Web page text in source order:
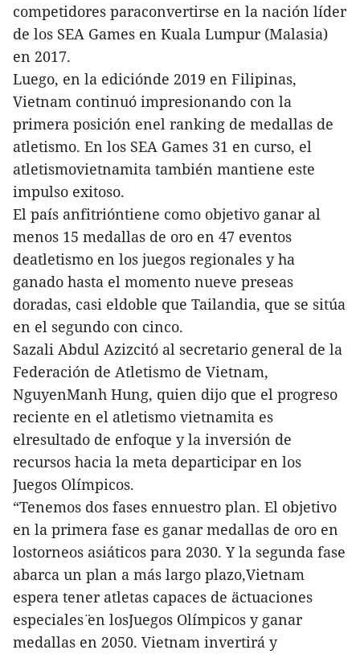
competidores paraconvertirse en la nación líder
de los SEA Games en Kuala Lumpur (Malasia)
en 2017.
Luego, en la ediciónde 2019 en Filipinas,
Vietnam continuó impresionando con la
primera posición enel ranking de medallas de
atletismo. En los SEA Games 31 en curso, el
atletismovietnamita también mantiene este
impulso exitoso.
El país anfitrióntiene como objetivo ganar al
menos 15 medallas de oro en 47 eventos
deatletismo en los juegos regionales y ha
ganado hasta el momento nueve preseas
doradas, casi eldoble que Tailandia, que se sitúa
en el segundo con cinco.
Sazali Abdul Azizcitó al secretario general de la
Federación de Atletismo de Vietnam,
NguyenManh Hung, quien dijo que el progreso
reciente en el atletismo vietnamita es
elresultado de enfoque y la inversión de
recursos hacia la meta departicipar en los
Juegos Olímpicos.
“Tenemos dos fases ennuestro plan. El objetivo
en la primera fase es ganar medallas de oro en
lostorneos asiáticos para 2030. Y la segunda fase
abarca un plan a más largo plazo,Vietnam
espera tener atletas capaces de ¨actuaciones
especiales¨ en losJuegos Olímpicos y ganar
medallas en 2050. Vietnam invertirá y